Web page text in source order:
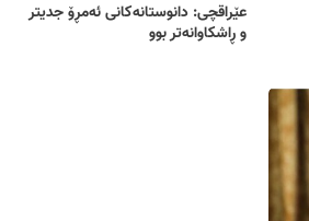
عێراقچی: دانوستانەکانی ئەمڕۆ جدیتر
و ڕاشكاوانەتر بوو